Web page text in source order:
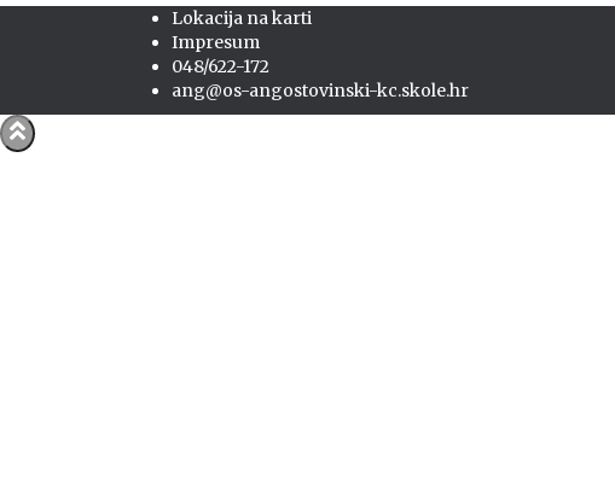
Lokacija na karti
Impresum
048/622-172
ang@os-angostovinski-kc.skole.hr